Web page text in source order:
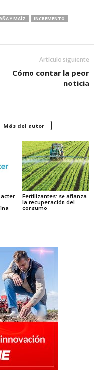
Y MAÍZ INCREMENTO
Artículo siguiente
Cómo contar la peor
noticia
Más del autor
Fertilizantes: se afianza
la recuperación del
consumo